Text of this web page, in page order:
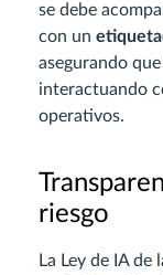
se debe
con un
asegurando
interactuando
operativos.
riesgo
La Ley de IA de